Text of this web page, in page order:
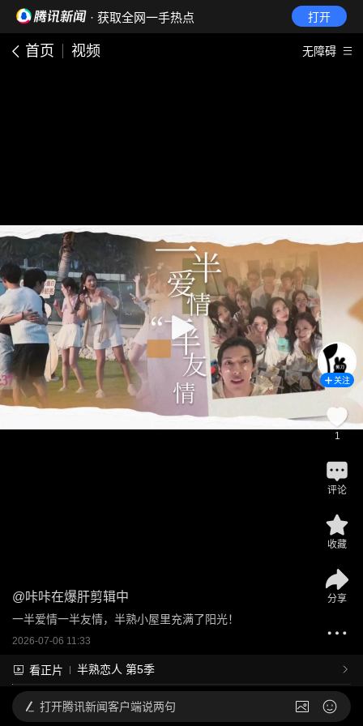
· 获取全网一手热点 打开
首页 视频 无障碍
@咔咔在爆肝剪辑中
一半爱情一半友情，半熟小屋里充满了阳光！
2026-07-06 11:33
看正片 半熟恋人 第5季
关注
1
评论
收藏
分享
打开腾讯新闻客户端说两句